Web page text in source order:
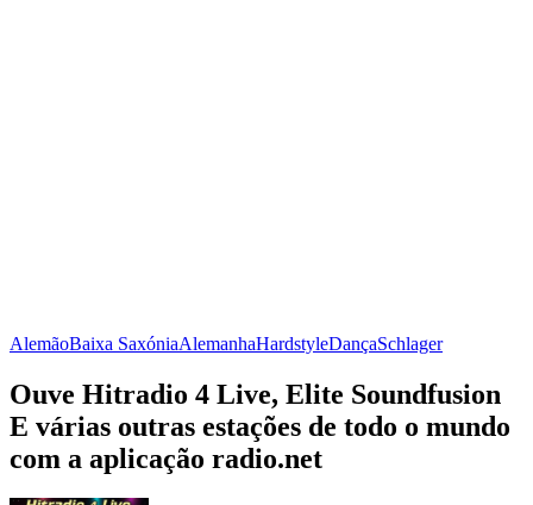
AlemãoBaixa SaxóniaAlemanhaHardstyleDançaSchlager
Ouve Hitradio 4 Live, Elite Soundfusion
E várias outras estações de todo o mundo
com a aplicação radio.net